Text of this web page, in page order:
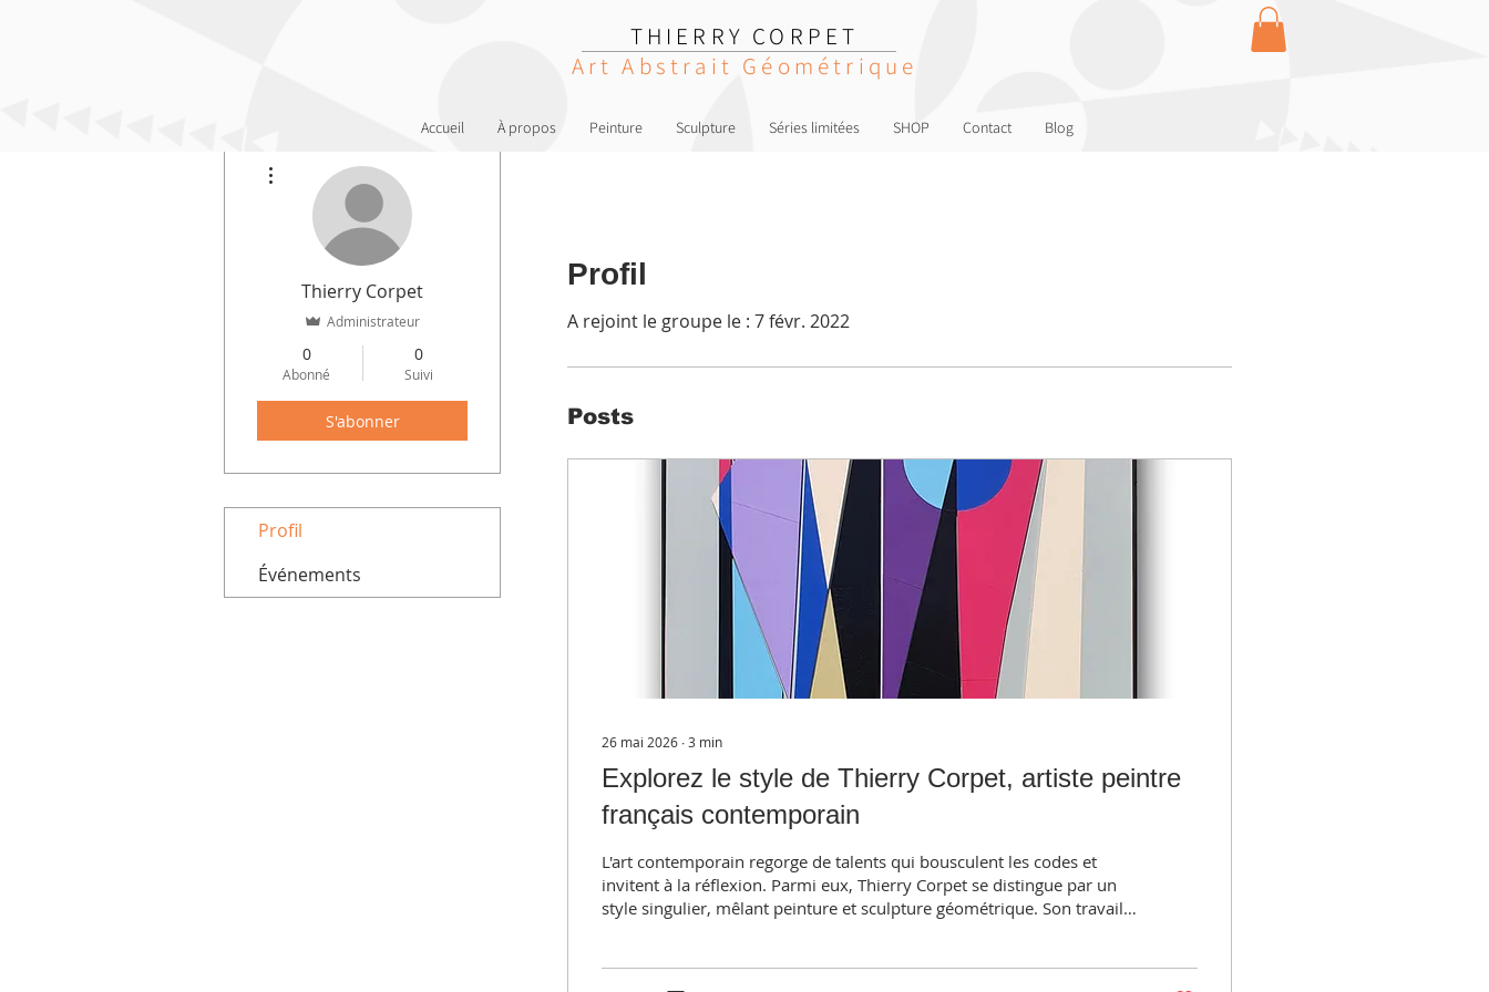
THIERRY CORPET
Art Abstrait Géométrique
Accueil À propos Peinture Sculpture Séries limitées SHOP Contact Blog
Profil
A rejoint le groupe le : 7 févr. 2022
Posts
26 mai 2026 ∙3 min
Explorez le style de Thierry Corpet, artiste peintre
français contemporain
L'art contemporain regorge de talents qui bousculent les codes et
invitent à la réflexion. Parmi eux, Thierry Corpet se distingue par un
style singulier, mêlant peinture et sculpture géométrique. Son travail
Thierry Corpet
Administrateur
0
Abonné
0
Suivi
S'abonner
Profil
Événements